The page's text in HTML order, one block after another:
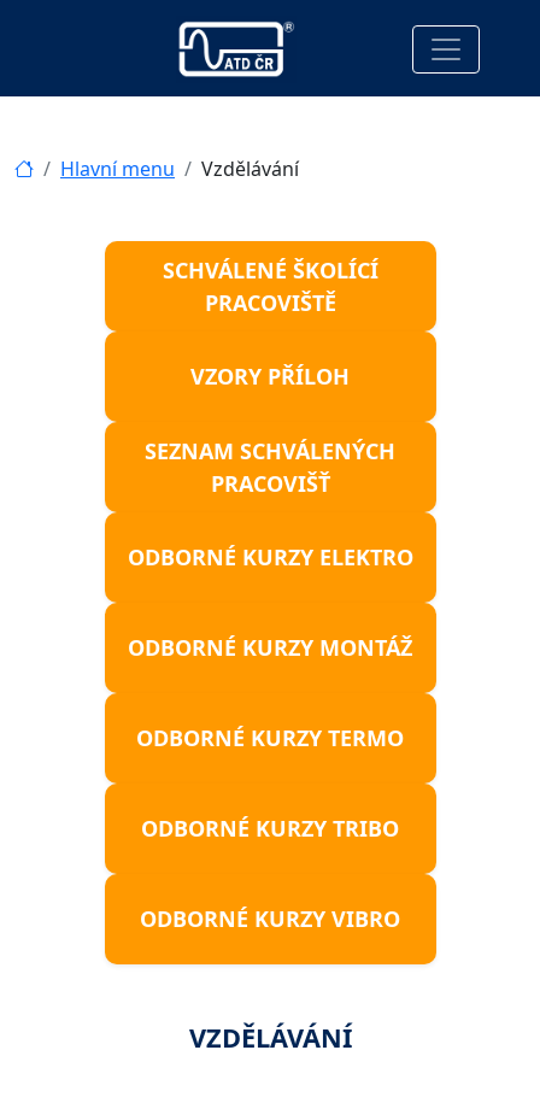
Hlavní menu Vzdělávání
SCHVÁLENÉ ŠKOLÍCÍ
PRACOVIŠTĚ
VZORY PŘÍLOH
SEZNAM SCHVÁLENÝCH
PRACOVIŠŤ
ODBORNÉ KURZY ELEKTRO
ODBORNÉ KURZY MONTÁŽ
ODBORNÉ KURZY TERMO
ODBORNÉ KURZY TRIBO
ODBORNÉ KURZY VIBRO
VZDĚLÁVÁNÍ